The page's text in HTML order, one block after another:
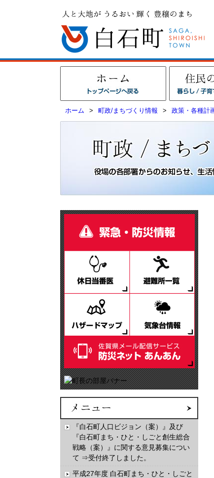
ホーム > 町政/まちづくり情報 > 政策・各種計
『白石町人口ビジョン（案）』及び
『白石町まち・ひと・しごと創生総合
戦略（案）』に関する意見募集につい
て ⇒受付終了しました。
平成27年度 白石町まち・ひと・しごと